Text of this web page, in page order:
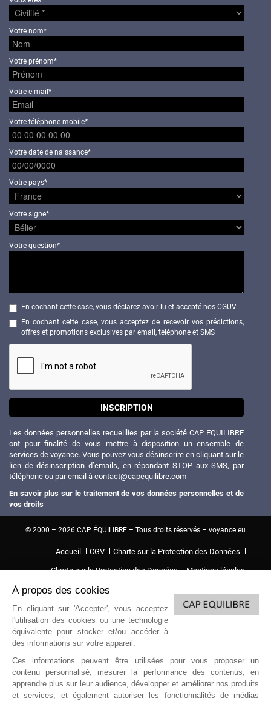
Votre nom*
Votre prénom*
Votre e-mail*
Votre téléphone mobile*
Votre date de naissance*
Votre pays*
Votre signe*
Votre question*
En cochant cette case, vous déclarez avoir lu et accepté nos CGUV
En cochant cette case, vous acceptez de recevoir vos prédictions,
offres et promotions exclusives par email, téléphone et SMS
INSCRIPTION
Les données personnelles recueillies par la société CAP EQUILIBRE
ont pour finalité de vous mettre à disposition un ensemble de
services de voyance. Vous pouvez vous désinscrire en cliquant sur le
lien de désinscription d’emails, en répondant STOP aux SMS, par
téléphone ou par email à contact@capequilibre.com
En savoir plus sur le traitement de vos données personnelles et de
vos droits
© 2000 – 2026 CAP ÉQUILIBRE – Tous droits réservés – voyance.eu
Accueil CGV Charte sur la Protection des Données
Charte sur la Protection des Données Mentions légales
voyance Voyance gratuite du jour
voyance par sms voyance par téléphone
(1) L’accès à cette offre commerciale proposée par notre partenaire est
soumis aux conditions suivantes : 10 minutes de voyance au tarif spécial de
15EUR TTC, voyance immédiate et privée. Offre valable dans la limite des 10
premières minutes, après validation de votre compte client comprenant votre
nom, prénom, téléphone, adresse, email et carte de paiement valide (compte
client nouveau ou existant). Au-delà des 10 premières minutes, le tarif est de
3.5EUR à 9.5EUR TTC la minute supplémentaire selon le voyant.
À propos des cookies
En cliquant sur 'Accepter', vous acceptez
l'utilisation des cookies ou une technologie
équivalente pour stocker et/ou accéder à
des informations sur votre appareil.
Ces informations peuvent être utilisées pour vous proposer un
contenu personnalisé, mesurer la performance des contenus, en
apprendre plus sur leur audience, développer et améliorer nos produits
et services, et également autoriser les fonctionnalités de médias